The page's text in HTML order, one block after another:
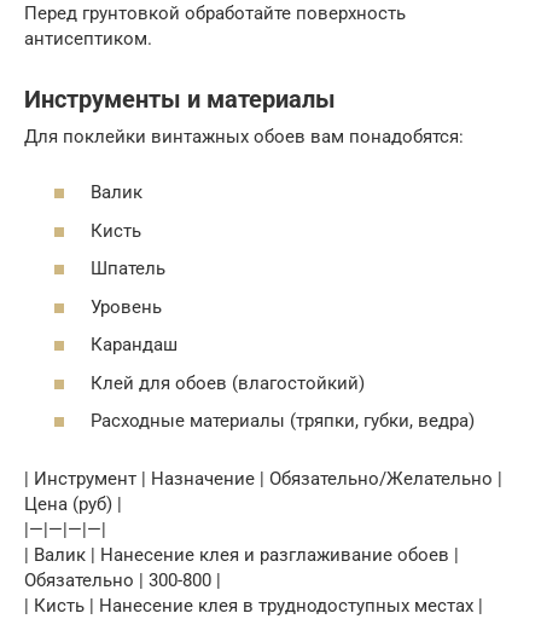
Перед грунтовкой обработайте поверхность
антисептиком.
Инструменты и материалы
Для поклейки винтажных обоев вам понадобятся:
Валик
Кисть
Шпатель
Уровень
Карандаш
Клей для обоев (влагостойкий)
Расходные материалы (тряпки, губки, ведра)
| Инструмент | Назначение | Обязательно/Желательно |
Цена (руб) |
|—|—|—|—|
| Валик | Нанесение клея и разглаживание обоев |
Обязательно | 300-800 |
| Кисть | Нанесение клея в труднодоступных местах |